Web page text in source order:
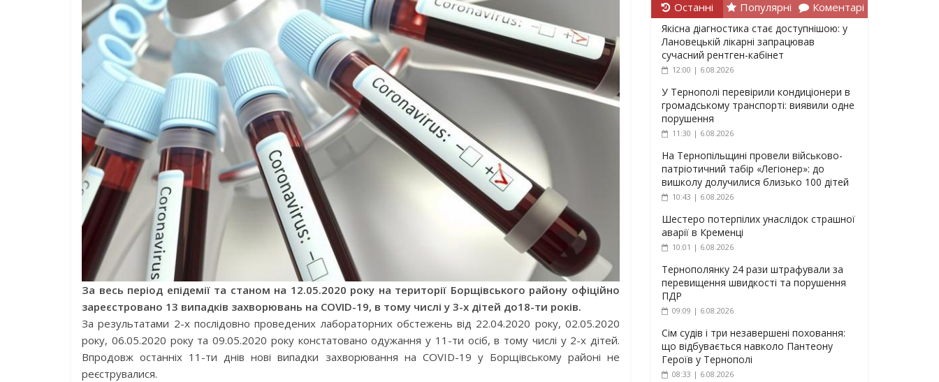
За весь період епідемії та станом на 12.05.2020 року на території Борщівського району офіційно
зареєстровано 13 випадків захворювань на COVID-19, в тому числі у 3-х дітей до18-ти років.
За результатами 2-х послідовно проведених лабораторних обстежень від 22.04.2020 року, 02.05.2020
року, 06.05.2020 року та 09.05.2020 року констатовано одужання у 11-ти осіб, в тому числі у 2-х дітей.
Впродовж останніх 11-ти днів нові випадки захворювання на COVID-19 у Борщівському районі не
реєструвалися.
Останні Популярні Коментарі
Якісна діагностика стає доступнішою: у
Лановецькій лікарні запрацював
сучасний рентген-кабінет
12:00 | 6.08.2026
У Тернополі перевірили кондиціонери в
громадському транспорті: виявили одне
порушення
11:30 | 6.08.2026
На Тернопільщині провели військово-
патріотичний табір «Легіонер»: до
вишколу долучилися близько 100 дітей
10:43 | 6.08.2026
Шестеро потерпілих унаслідок страшної
аварії в Кременці
10:01 | 6.08.2026
Тернополянку 24 рази штрафували за
перевищення швидкості та порушення
ПДР
09:09 | 6.08.2026
Сім судів і три незавершені поховання:
що відбувається навколо Пантеону
Героїв у Тернополі
08:33 | 6.08.2026